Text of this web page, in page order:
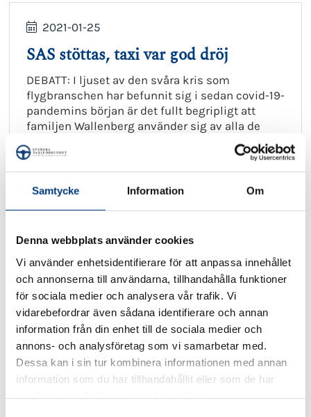
Samtycke Information Om
Denna webbplats använder cookies
Vi använder enhetsidentifierare för att anpassa innehållet
och annonserna till användarna, tillhandahålla funktioner
för sociala medier och analysera vår trafik. Vi
vidarebefordrar även sådana identifierare och annan
information från din enhet till de sociala medier och
annons- och analysföretag som vi samarbetar med.
Dessa kan i sin tur kombinera informationen med annan
information som du har tillhandahållit eller som de har
2021-01-25
SAS stöttas, taxi var god dröj
DEBATT: I ljuset av den svåra kris som
flygbranschen har befunnit sig i sedan covid-19-
pandemins början är det fullt begripligt att
familjen Wallenberg använder sig av alla de
Läs mer
2021-01-14
Enkla licensavgifter stoppar fusk
och skapar jobb
DEBATT: Redan innan pandemin behövdes
hundratusentals nya jobb. Utsikterna att skapa
dessa såg bäst ut i olika branscher som utför
personliga tjänster som nu har drabbats
hårdast. Därför är punkten...